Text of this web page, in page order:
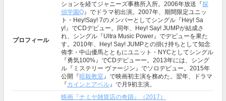
プロフィール
ションを経てジャニーズ事務所入所。2006年放送『探
偵学園Q』でドラマ初出演。2007年、期間限定ユニッ
ト・Hey!Say! 7のメンバーとしてシングル『Hey! Sa
y!』でCDデビュー。同年、Hey! Say! JUMPが結成さ
れ、シングル『Ultra Music Power』でデビューを果た
す。2010年、Hey! Say! JUMPとの掛け持ちとして知念
侑李・中山優馬とともにユニット・NYCとしてシングル
『勇気100%』でCDデビューー。2013年には、シング
ル『ミステリー ヴァージン』でソロデビュー。2015年
公開『暗殺教室』で映画初主演を務めた。翌年、ドラマ
『カインとアベル』で月9初主演。
映画『ナミヤ雑貨店の奇蹟』（2017）